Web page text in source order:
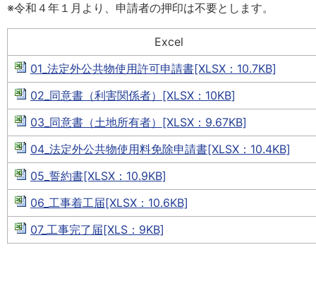
※令和４年１月より、申請者の押印は不要とします。
Excel
01_法定外公共物使用許可申請書[XLSX：10.7KB]
02_同意書（利害関係者）[XLSX：10KB]
03_同意書（土地所有者）[XLSX：9.67KB]
04_法定外公共物使用料免除申請書[XLSX：10.4KB]
05_誓約書[XLSX：10.9KB]
06_工事着工届[XLSX：10.6KB]
07_工事完了届[XLS：9KB]